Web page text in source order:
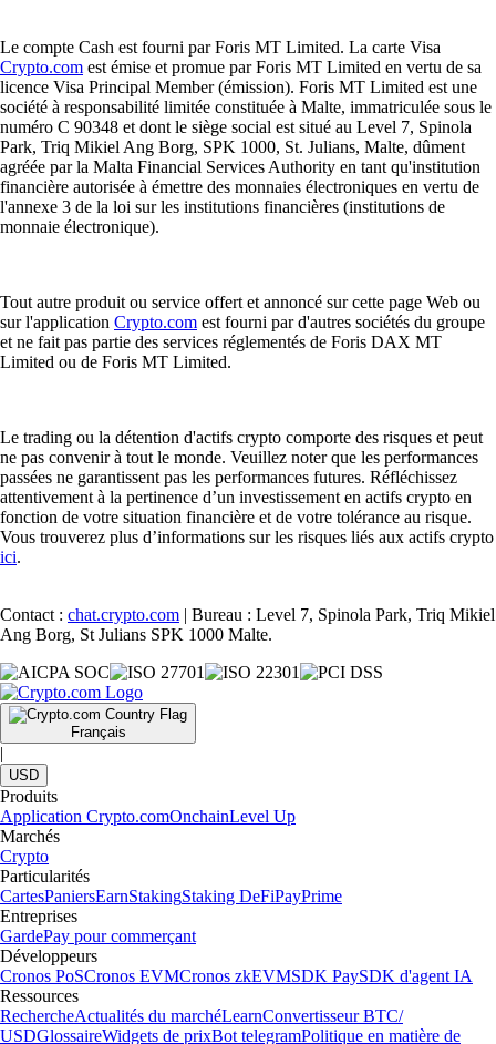
Le compte Cash est fourni par Foris MT Limited. La carte Visa
Crypto.com est émise et promue par Foris MT Limited en vertu de sa
licence Visa Principal Member (émission). Foris MT Limited est une
société à responsabilité limitée constituée à Malte, immatriculée sous le
numéro C 90348 et dont le siège social est situé au Level 7, Spinola
Park, Triq Mikiel Ang Borg, SPK 1000, St. Julians, Malte, dûment
agréée par la Malta Financial Services Authority en tant qu'institution
financière autorisée à émettre des monnaies électroniques en vertu de
l'annexe 3 de la loi sur les institutions financières (institutions de
monnaie électronique).
Tout autre produit ou service offert et annoncé sur cette page Web ou
sur l'application Crypto.com est fourni par d'autres sociétés du groupe
et ne fait pas partie des services réglementés de Foris DAX MT
Limited ou de Foris MT Limited.
Le trading ou la détention d'actifs crypto comporte des risques et peut
ne pas convenir à tout le monde. Veuillez noter que les performances
passées ne garantissent pas les performances futures. Réfléchissez
attentivement à la pertinence d’un investissement en actifs crypto en
fonction de votre situation financière et de votre tolérance au risque.
Vous trouverez plus d’informations sur les risques liés aux actifs crypto
ici.
Contact : chat.crypto.com | Bureau : Level 7, Spinola Park, Triq Mikiel
Ang Borg, St Julians SPK 1000 Malte.
Français
|
USD
Produits
Application Crypto.comOnchainLevel Up
Marchés
Crypto
Particularités
CartesPaniersEarnStakingStaking DeFiPayPrime
Entreprises
GardePay pour commerçant
Développeurs
Cronos PoSCronos EVMCronos zkEVMSDK PaySDK d'agent IA
Ressources
RechercheActualités du marchéLearnConvertisseur BTC/
USDGlossaireWidgets de prixBot telegramPolitique en matière de